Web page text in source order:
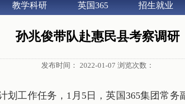
教学科研 英国365 招生就业
孙兆俊带队赴惠民县考察调研
发布时间： 2022-01-07 浏览次数：
划工作任务，1月5日，英国365集团常